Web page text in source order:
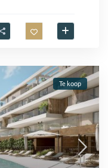
Te koop